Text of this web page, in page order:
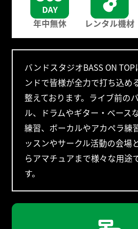
年中無休 レンタル機材
バンドスタジオBASS ON
ンドで皆様が全力で打ち込め
整えております。ライブ前の
ル、ドラムやギター・ベース
練習、ボーカルやアカペラ練
ッスンやサークル活動の会場
らアマチュアまで様々な用途
す。